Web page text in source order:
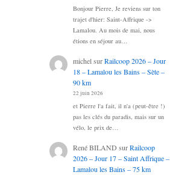
Bonjour Pierre, Je reviens sur ton
trajet d'hier: Saint-Affrique ->
Lamalou. Au mois de mai, nous
étions en séjour au…
michelsurRailcoop 2026 – Jour
18 – Lamalou les Bains – Sète –
90 km
22 juin 2026
et Pierre l'a fait, il n'a (peut-être !)
pas les clés du paradis, mais sur un
vélo, le prix de…
René BILAND surRailcoop
2026 – Jour 17 – Saint Affrique –
Lamalou les Bains – 75 km